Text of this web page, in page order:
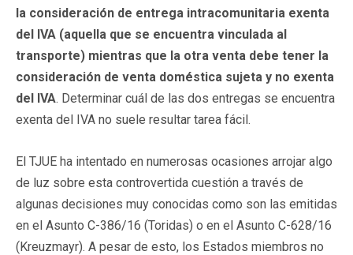
la consideración de entrega intracomunitaria exenta
del IVA (aquella que se encuentra vinculada al
transporte) mientras que la otra venta debe tener la
consideración de venta doméstica sujeta y no exenta
del IVA. Determinar cuál de las dos entregas se encuentra
exenta del IVA no suele resultar tarea fácil.
El TJUE ha intentado en numerosas ocasiones arrojar algo
de luz sobre esta controvertida cuestión a través de
algunas decisiones muy conocidas como son las emitidas
en el Asunto C-386/16 (Toridas) o en el Asunto C-628/16
(Kreuzmayr). A pesar de esto, los Estados miembros no